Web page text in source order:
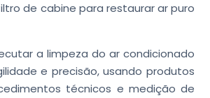
de cabine para restaurar ar puro
a limpeza do ar condicionado
e precisão, usando produtos
técnicos e medição de